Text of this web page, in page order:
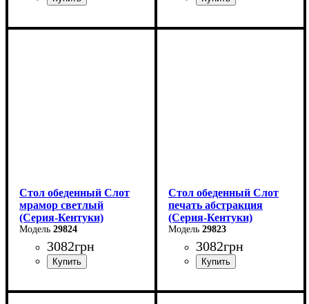
Ширина: 100 (+50) см
Ширина: 100 (+50) см
Стол обеденный Слот
мрамор светлый
(Серия-Кентуки)
29824
3082грн
Ширина: 90 см
Стол обеденный Слот
печать абстракция
(Серия-Кентуки)
29823
3082грн
Ширина: 90 см